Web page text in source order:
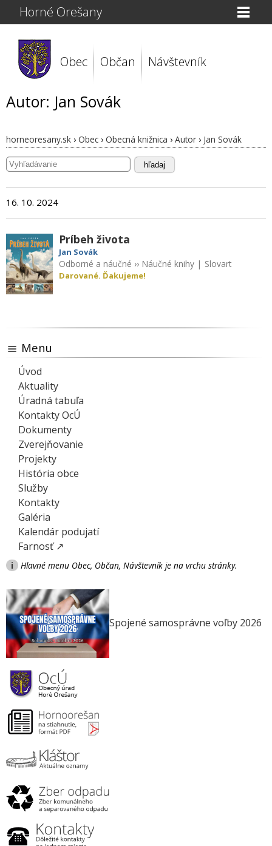
Horné Orešany
Obec Občan Návštevník
Autor: Jan Sovák
horneoresany.sk › Obec › Obecná knižnica › Autor › Jan Sovák
hľadaj
16. 10. 2024
Príbeh života
Jan Sovák
Odborné a náučné ›› Náučné knihy | Slovart
Darované. Ďakujeme!
Menu
Úvod
Aktuality
Úradná tabuľa
Kontakty OcÚ
Dokumenty
Zverejňovanie
Projekty
História obce
Služby
Kontakty
Galéria
Kalendár podujatí
Farnosť ↗
i Hlavné menu Obec, Občan, Návštevník je na vrchu stránky.
Spojené samosprávne voľby 2026